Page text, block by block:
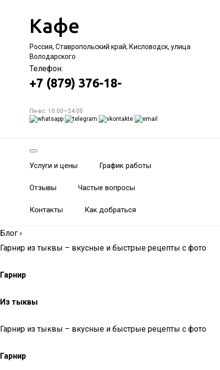
Кафе
Россия, Ставропольский край, Кисловодск, улица
Володарского
Телефон:
+7 (879) 376-18-
Пн-вс: 10:00—24:00
Услуги и цены График работы
Отзывы Частые вопросы
Контакты Как добраться
Блог ›
Гарнир из тыквы – вкусные и быстрые рецепты с фото
Гарнир
Из тыквы
Гарнир из тыквы – вкусные и быстрые рецепты с фото
Гарнир